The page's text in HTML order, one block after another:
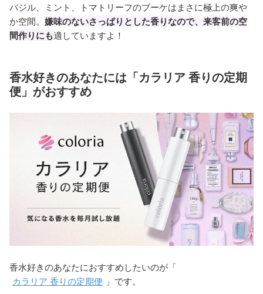
バジル、ミント、トマトリーフのブーケはまさに極上の爽や
か空間。 嫌味のないさっぱりとした香りなので、来客前の空
間作りにも適していますよ！
香水好きのあなたには「カラリア 香りの定期
便」がおすすめ
香水好きのあなたにおすすめしたいのが「
カラリア 香りの定期便 」です。